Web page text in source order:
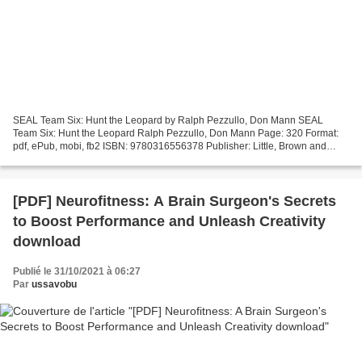
SEAL Team Six: Hunt the Leopard by Ralph Pezzullo, Don Mann SEAL
Team Six: Hunt the Leopard Ralph Pezzullo, Don Mann Page: 320 Format:
pdf, ePub, mobi, fb2 ISBN: 9780316556378 Publisher: Little, Brown and
[PDF] Neurofitness: A Brain Surgeon's Secrets
to Boost Performance and Unleash Creativity
download
Publié le 31/10/2021 à 06:27
Par ussavobu